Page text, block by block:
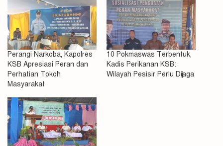
Perangi Narkoba, Kapolres
KSB Apresiasi Peran dan
Perhatian Tokoh
Masyarakat
10 Pokmaswas Terbentuk,
Kadis Perikanan KSB:
Wilayah Pesisir Perlu Dijaga